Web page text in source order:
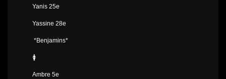
Yanis 25e
Yassine 28e
*Benjamins*
🚺
Ambre 5e